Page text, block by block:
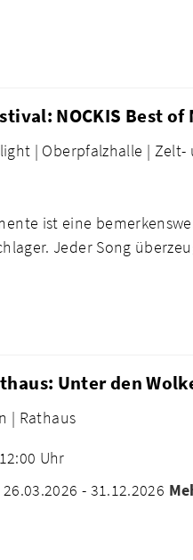
NOCKIS Best of
| Oberpfalzhalle | Zelt-
ist eine
Jeder Song
Unter den
| Rathaus
Uhr
- 31.12.2026